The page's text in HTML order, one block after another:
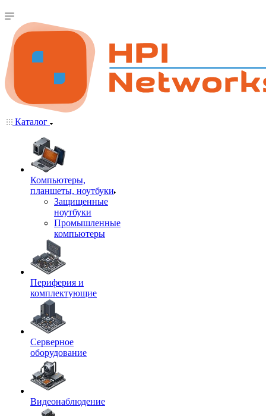
Каталог
Компьютеры,
планшеты, ноутбуки
Защищенные
ноутбуки
Промышленные
компьютеры
Периферия и
комплектующие
Серверное
оборудование
Видеонаблюдение